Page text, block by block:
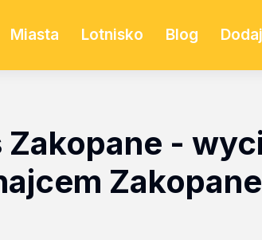
Miasta Lotnisko Blog
Zakopane -
Zakopane